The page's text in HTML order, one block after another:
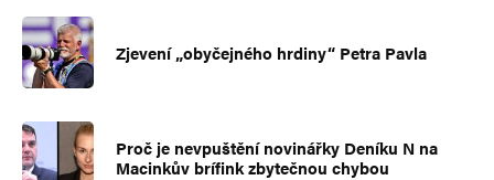
Zjevení „obyčejného hrdiny“ Petra Pavla
Proč je nevpuštění novinářky Deníku N na
Macinkův brífink zbytečnou chybou